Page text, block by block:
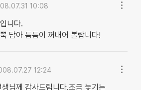
10:08
니다.
담아 틈틈이 꺼내어 볼랍니다!
12:24
님께 감사드림니다.조금 늧기는